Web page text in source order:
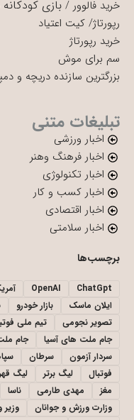
خرید فالوور / بازی کودکانه
رپورتاژ/ کیت اعتیاد
خرید رپورتاژ
سم برای موش
بزرگترین سازنده دریچه و
تبلیغات متنی
اخبار ورزشی
اخبار فرهنگ وهنر
اخبار تکنولوژی
اخبار کسب و کار
اخبار اقتصادی
اخبار سلامتی
برچسب‌ها
ChatGpt
OpenAI
ایلان ماسک
بازار خودرو
تصویر نجومی
تیم ملی
جام ملت های آسیا
جام
سردار آزمون
سرطان
فوتبال
لیگ برتر لیگ
مغز
مهدی طارمی ناسا
وزارت ورزش و جوانان